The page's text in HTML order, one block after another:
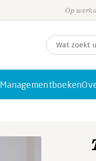
Op
Managementboeken